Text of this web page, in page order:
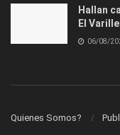
Hallan
El
06/08/
Quienes Somos?